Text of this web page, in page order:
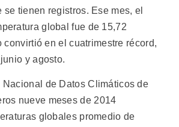
se tienen registros. Ese mes, el
global fue de 15,72
convirtió en el cuatrimestre récord,
y agosto.
Nacional de Datos Climáticos de
nueve meses de 2014
globales promedio de